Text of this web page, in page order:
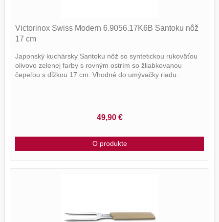
Victorinox Swiss Modern 6.9056.17K6B Santoku nôž
17 cm
Japonský kuchársky Santoku nôž so syntetickou rukoväťou
olivovo zelenej farby s rovným ostrím so žliabkovanou
čepeľou s dĺžkou 17 cm. Vhodné do umývačky riadu.
49,90 €
O produkte